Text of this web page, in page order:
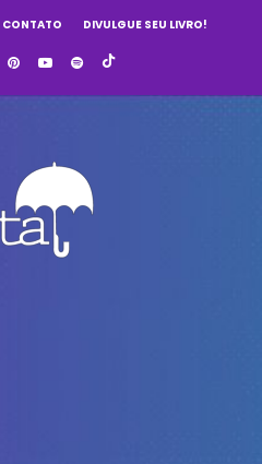
CONTATO DIVULGUE SEU LIVRO!